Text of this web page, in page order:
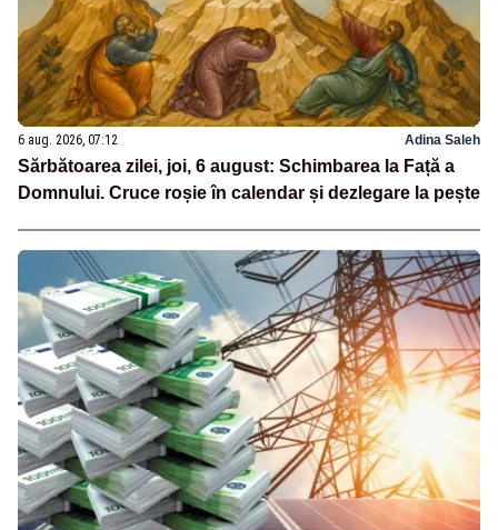
6 aug. 2026, 07:12 Adina Saleh
Sărbătoarea zilei, joi, 6 august: Schimbarea la Față a
Domnului. Cruce roșie în calendar și dezlegare la pește